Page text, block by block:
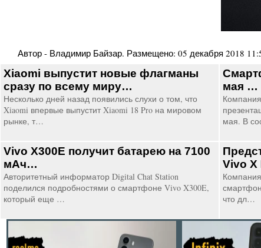
Автор - Владимир Байзар. Размещено: 05 декабря 2018
Xiaomi выпустит новые флагманы
сразу по всему миру…
Несколько дней назад появились слухи о том, что
Xiaomi впервые выпустит Xiaomi 18 Pro на мировом
рынке, т…
мая …
мая. В
Vivo X300E получит батарею на 7100
мАч…
Авторитетный информатор Digital Chat Station
поделился подробностями о смартфоне Vivo X300E,
который еще …
Vivo
что дл…